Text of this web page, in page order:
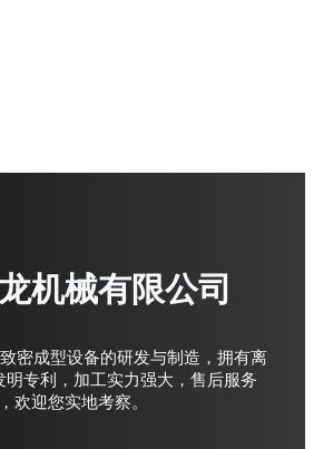
机械有限公司
密成型设备的研发与制造，拥有离
专利，加工实力强大，售后服务
欢迎您实地考察。